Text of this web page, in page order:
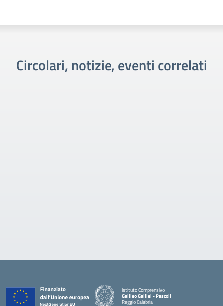
Circolari, notizie, eventi correlati
Istituto Comprensivo
Galileo Galilei - Pascoli
Reggio Calabria